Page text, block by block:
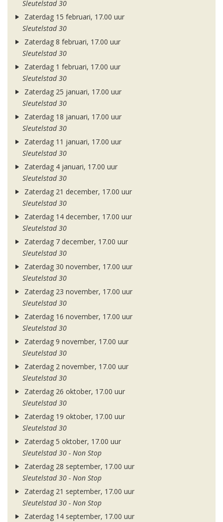
Sleutelstad 30
Zaterdag 15 februari, 17.00 uur
Sleutelstad 30
Zaterdag 8 februari, 17.00 uur
Sleutelstad 30
Zaterdag 1 februari, 17.00 uur
Sleutelstad 30
Zaterdag 25 januari, 17.00 uur
Sleutelstad 30
Zaterdag 18 januari, 17.00 uur
Sleutelstad 30
Zaterdag 11 januari, 17.00 uur
Sleutelstad 30
Zaterdag 4 januari, 17.00 uur
Sleutelstad 30
Zaterdag 21 december, 17.00 uur
Sleutelstad 30
Zaterdag 14 december, 17.00 uur
Sleutelstad 30
Zaterdag 7 december, 17.00 uur
Sleutelstad 30
Zaterdag 30 november, 17.00 uur
Sleutelstad 30
Zaterdag 23 november, 17.00 uur
Sleutelstad 30
Zaterdag 16 november, 17.00 uur
Sleutelstad 30
Zaterdag 9 november, 17.00 uur
Sleutelstad 30
Zaterdag 2 november, 17.00 uur
Sleutelstad 30
Zaterdag 26 oktober, 17.00 uur
Sleutelstad 30
Zaterdag 19 oktober, 17.00 uur
Sleutelstad 30
Zaterdag 5 oktober, 17.00 uur
Sleutelstad 30 - Non Stop
Zaterdag 28 september, 17.00 uur
Sleutelstad 30 - Non Stop
Zaterdag 21 september, 17.00 uur
Sleutelstad 30 - Non Stop
Zaterdag 14 september, 17.00 uur